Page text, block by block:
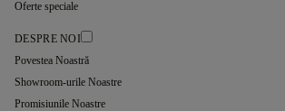
Oferte speciale
DESPRE NOI
Povestea Noastră
Showroom-urile Noastre
Promisiunile Noastre